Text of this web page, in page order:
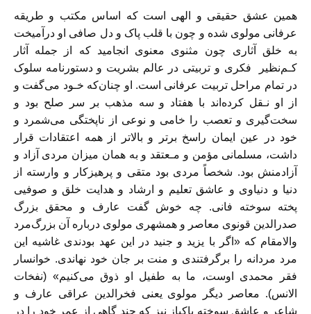
همین عشق حقیقی و الهی است که اساس مکتب و طریقه
عرفانی مولوی شده‌ و چون‌ با‌ قلب پاک و دل صافی او درآمیخت
به خلق آثاری چون مثنوی معنوی انجامید‌ که‌ از جمله آثار
کـم‌نظیر ‌ ‌فکری و تربیتی در عالم بشریت و دستورنامه سلوک
در‌ تمام‌ مراحل‌ تربیت عرفانی است. او چنان‌که خـود می‌گفت و
از او نـقل کرده‌اند با هفتاد و سه مذهب‌ بر‌ سر صلح بود و
سخت‌گیری و تعصب را خامی و نوعی از ناپختگی می‌شمرد و
خود‌ در‌ عین‌ ایمان راسخ بر‌تر و بالا‌تر از همه اعتقادات قرار
داشت، مسلمانی مؤمن و مـعتقد و به‌‌ همان میزان‌ مردی‌ آزاد و
آزادمنش بود. شخصاً مردی بود متقی و پرهیزکار و وارسته از
دنیا و دنیاوی و عاشق‌ تعلیم‌ و ارشاد و هدایت خلق و صوفیی
پخته سوخته فانی. چه خوش گفت عارف و محقق بزرگ
صدرالدین قونوی‌ معاصر‌ و همشهری مولوی درباره آن بزرگ‌مرد
والامقام که «اگر با یزید و جنید‌ در‌ این عهد بودندی غاشیه این
مرد مردانه‌ را‌ برگرفتندی‌ و منت بر جان خود نهاندی. خوانسار
فقر‌ محمدی‌ اوست، ما به طفیل او ذوق می‌کنیم» (نفخات
الانس). معاصر دیگر مولوی یعنی‌ فخر‌الدین عراقی عارف و
شاعر و عاشق‌ سوخته‌ پاکباز نیز‌ که‌ چند‌ گاهی از عمر خود را در‌